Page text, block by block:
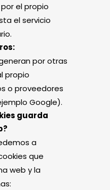
el propio
el servicio
por otras
propio
o proveedores
Google).
guarda
a
que
web y la